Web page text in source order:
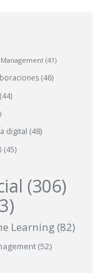
(41)
(46)
(44)
digital (48)
(45)
(306)
Learning(82)
(52)